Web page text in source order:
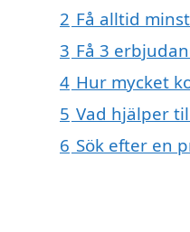
2 Få alltid
3 Få 3
4 Hur mycket
5 Vad hjälper
6 Sök efter en